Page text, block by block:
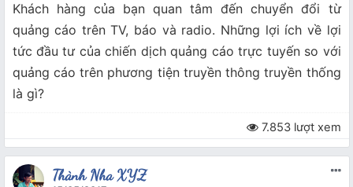
Khách hàng của bạn quan tâm đến chuyển đổi từ
quảng cáo trên TV, báo và radio. Những lợi ích về lợi
tức đầu tư của chiến dịch quảng cáo trực tuyến so với
quảng cáo trên phương tiện truyền thông truyền thống
là gì?
7.853 lượt xem
Thành Nha XYZ